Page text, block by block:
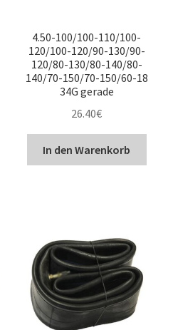
4.50-100/100-110/100-
120/100-120/90-130/90-
120/80-130/80-140/80-
140/70-150/70-150/60-18
34G gerade
26.40€
In den Warenkorb